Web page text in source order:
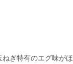
ぎ特有のエグ味が